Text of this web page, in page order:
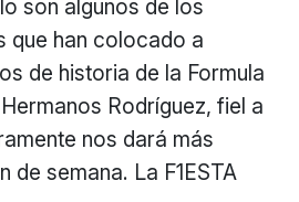
son algunos de los
que han colocado a
de historia de la Formula
Rodríguez, fiel a
nos dará más
de semana. La F1ESTA